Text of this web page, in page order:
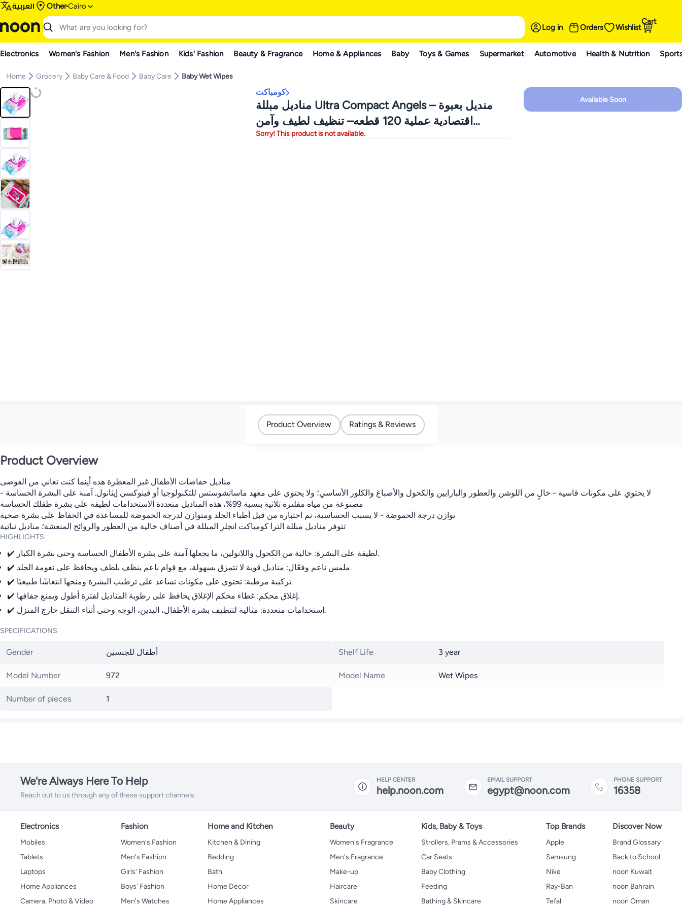
العربية OtherCairo
Log in Orders Wishlist
Cart
Electronics Women's Fashion Men's Fashion Kids' Fashion Beauty & Fragrance Home & Appliances Baby Toys & Games Supermarket Automotive Health & Nutrition
Home Grocery Baby Care & Food Baby Care Baby Wet Wipes
كومباكت
مناديل مبللة Ultra Compact Angels – منديل بعبوة
اقتصادية عملية 120 قطعه– تنظيف لطيف وآمن
للبشرة الحساسة للأطفال والكبار – خالية من الكحول
Sorry! This product is not available.
Available Soon
Product Overview Ratings & Reviews
Product Overview
مناديل حفاضات الأطفال غير المعطرة هذه أينما كنت تعاني من الفوضى
لا يحتوي على مكونات قاسية - خالٍ من اللوشن والعطور والبارابين والكحول والأصباغ والكلور الأساسي؛ ولا يحتوي على معهد ماساتشوستس للتكنولوجيا أو فينوكسي إيثانول. آمنة على البشرة الحساسة -
مصنوعة من مياه مفلترة ثلاثية بنسبة 99%، هذه المناديل متعددة الاستخدامات لطيفة على بشرة طفلك الحساسة
توازن درجة الحموضة - لا يسبب الحساسية، تم اختباره من قبل أطباء الجلد ومتوازن لدرجة الحموضة للمساعدة في الحفاظ على بشرة صحية
تتوفر مناديل مبللة الترا كومباكت انجلز المبللة في أصناف خالية من العطور والروائح المنعشة؛ مناديل نباتية
HIGHLIGHTS
✔️ لطيفة على البشرة: خالية من الكحول واللانولين، ما يجعلها آمنة على بشرة الأطفال الحساسة وحتى بشرة الكبار.
✔️ ملمس ناعم وفعّال: مناديل قوية لا تتمزق بسهولة، مع قوام ناعم ينظف بلطف ويحافظ على نعومة الجلد.
✔️ تركيبة مرطبة: تحتوي على مكونات تساعد على ترطيب البشرة ومنحها انتعاشًا طبيعيًا.
✔️ إغلاق محكم: غطاء محكم الإغلاق يحافظ على رطوبة المناديل لفترة أطول ويمنع جفافها.
✔️ استخدامات متعددة: مثالية لتنظيف بشرة الأطفال، اليدين، الوجه وحتى أثناء التنقل خارج المنزل.
SPECIFICATIONS
Gender أطفال للجنسين
Model Number 972
Number of pieces 1
Shelf Life 3 year
Model Name Wet Wipes
We're Always Here To Help
Reach out to us through any of these support channels
HELP CENTER
help.noon.com
EMAIL SUPPORT
egypt@noon.com
PHONE SUPPORT
16358
Electronics
Mobiles
Tablets
Laptops
Home Appliances
Camera, Photo & Video
Fashion
Women's Fashion
Men's Fashion
Girls' Fashion
Boys' Fashion
Men's Watches
Home and Kitchen
Kitchen & Dining
Bedding
Bath
Home Decor
Home Appliances
Beauty
Women's Fragrance
Men's Fragrance
Make-up
Haircare
Skincare
Kids, Baby & Toys
Strollers, Prams & Accessories
Car Seats
Baby Clothing
Feeding
Bathing & Skincare
Top Brands
Apple
Samsung
Nike
Ray-Ban
Tefal
Discover Now
Brand Glossary
Back to School
noon Kuwait
noon Bahrain
noon Oman